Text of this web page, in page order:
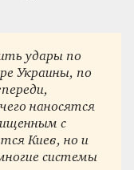
удары по
Украины, по
наносятся
с
Киев, но и
системы